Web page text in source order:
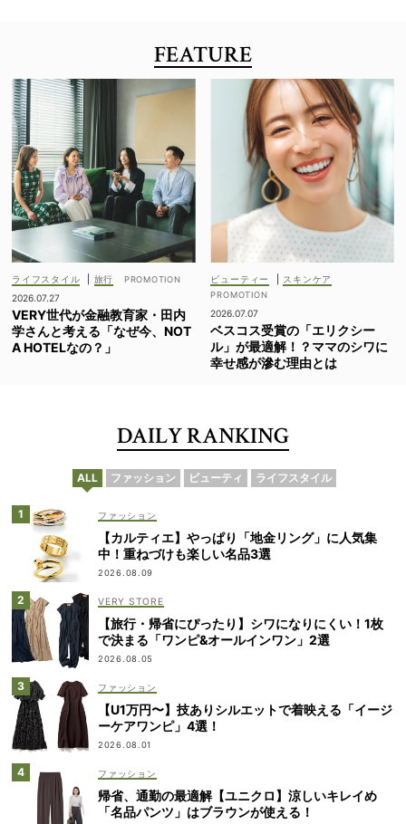
FEATURE
ライフスタイル
旅行
2026.07.27
VERY世代が金融教育家・田内
学さんと考える「なぜ今、NOT
A HOTELなの？」
ビューティー スキンケア
2026.07.07
ベスコス受賞の「エリクシー
ル」が最適解！？ママのシワに
幸せ感が滲む理由とは
DAILY RANKING
ALL ファッション ビューティ ライフスタイル
ファッション
【カルティエ】やっぱり「地金リング」に人気集
中！重ねづけも楽しい名品3選
2026.08.09
VERY STORE
【旅行・帰省にぴったり】シワになりにくい！1枚
で決まる「ワンピ&オールインワン」2選
2026.08.05
ファッション
【U1万円〜】技ありシルエットで着映える「イージ
ーケアワンピ」4選！
2026.08.01
ファッション
帰省、通勤の最適解【ユニクロ】涼しいキレイめ
「名品パンツ」はブラウンが使える！